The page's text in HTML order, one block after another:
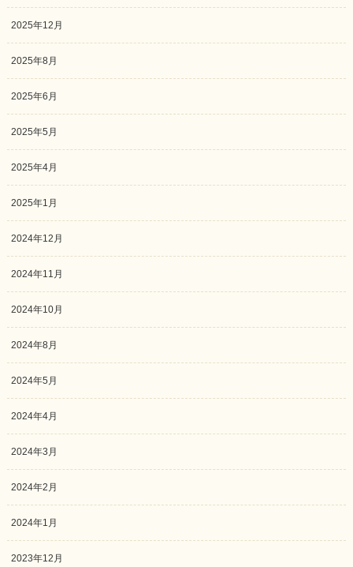
2025年12月
2025年8月
2025年6月
2025年5月
2025年4月
2025年1月
2024年12月
2024年11月
2024年10月
2024年8月
2024年5月
2024年4月
2024年3月
2024年2月
2024年1月
2023年12月